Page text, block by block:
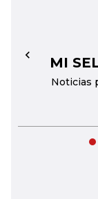
MI
Noticias
←